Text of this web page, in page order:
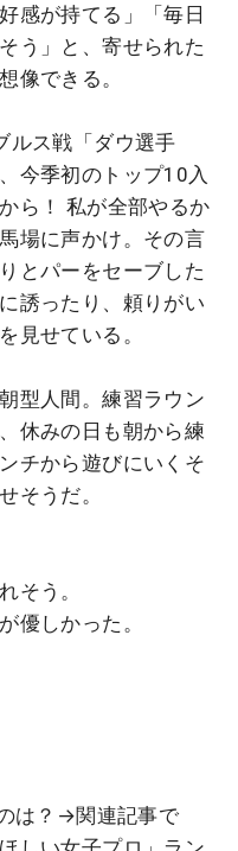
感が持てる」「毎日
う」と、寄せられた
像できる。
ルス戦「ダウ選手
今季初のトップ10入
ら！ 私が全部やるか
場に声かけ。その言
とパーをセーブした
誘ったり、頼りがい
見せている。
型人間。練習ラウン
休みの日も朝から練
チから遊びにいくそ
そうだ。
そう。
優しかった。
は？→関連記事で